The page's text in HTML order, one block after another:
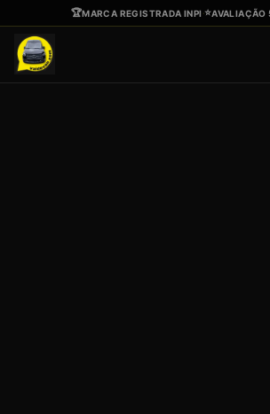
Ir para o conteúdo principal
🏆MARCA REGISTRADA INPI ·⭐AVALIAÇÃO